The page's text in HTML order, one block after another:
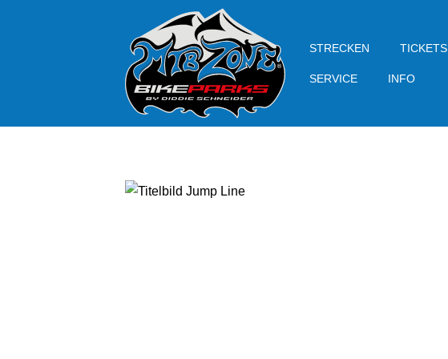
STRECKEN TICKETS
SERVICE INFO